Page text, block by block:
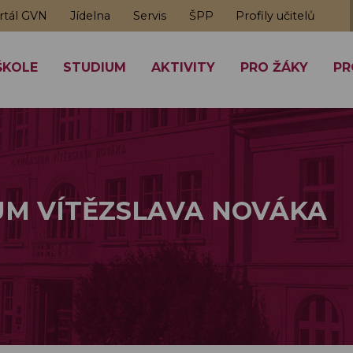
STUDIUM AKTIVITY PRO ŽÁKY
GVN Jídelna Servis ŠPP Profily učitelů
VÍTĚZSLAVA NOVÁKA